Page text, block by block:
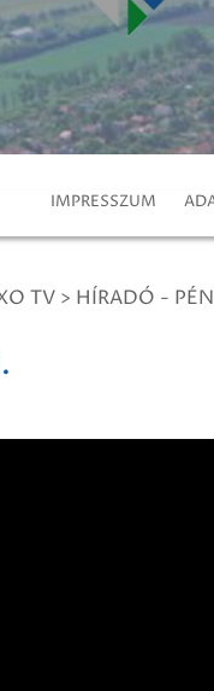
IMPRESSZUM
TV > HÍRADÓ -